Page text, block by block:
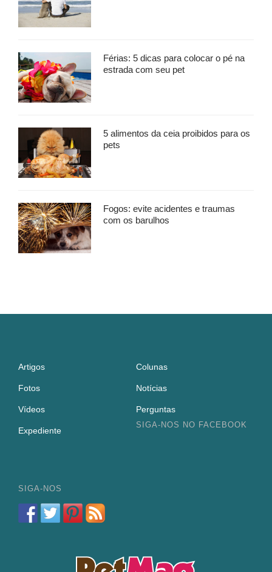
Férias: 5 dicas para colocar o pé na
estrada com seu pet
5 alimentos da ceia proibidos para os
pets
Fogos: evite acidentes e traumas
com os barulhos
Artigos Colunas
Fotos Notícias
Vídeos Perguntas
Expediente
SIGA-NOS NO FACEBOOK
SIGA-NOS